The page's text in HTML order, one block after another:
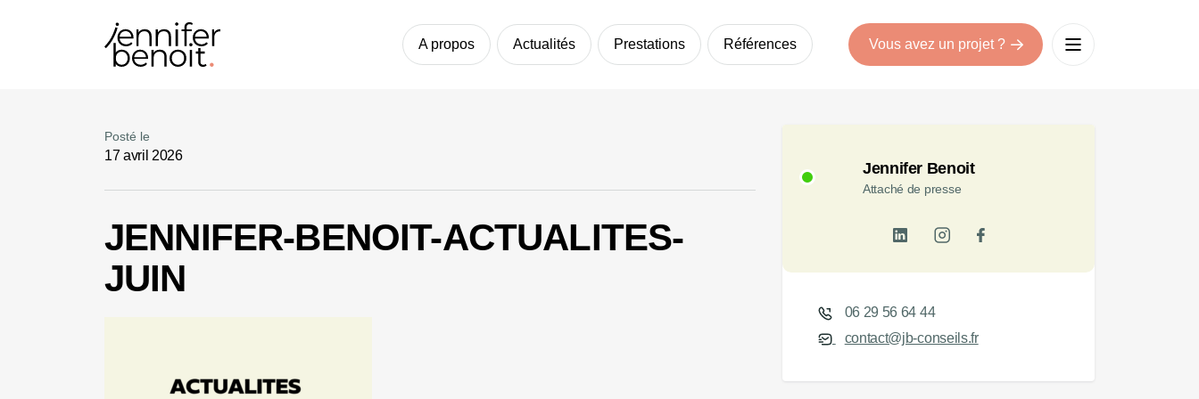
A propos Actualités Prestations Références Vous avez un projet ?
Posté le
17 avril 2026
JENNIFER-BENOIT-ACTUALITES-
JUIN
Jennifer Benoit
Attaché de presse
06 29 56 64 44
contact@jb-conseils.fr